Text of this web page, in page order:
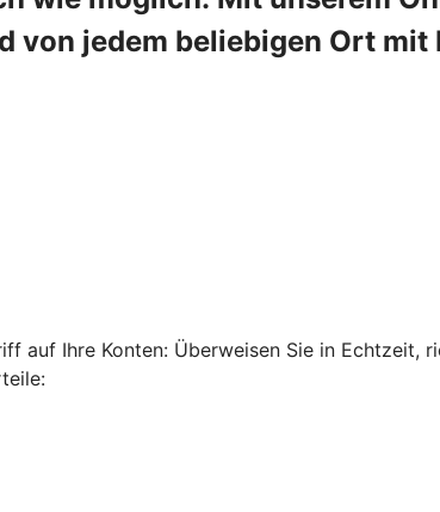
von jedem beliebigen Ort mit
auf Ihre Konten: Überweisen Sie in Echtzeit,